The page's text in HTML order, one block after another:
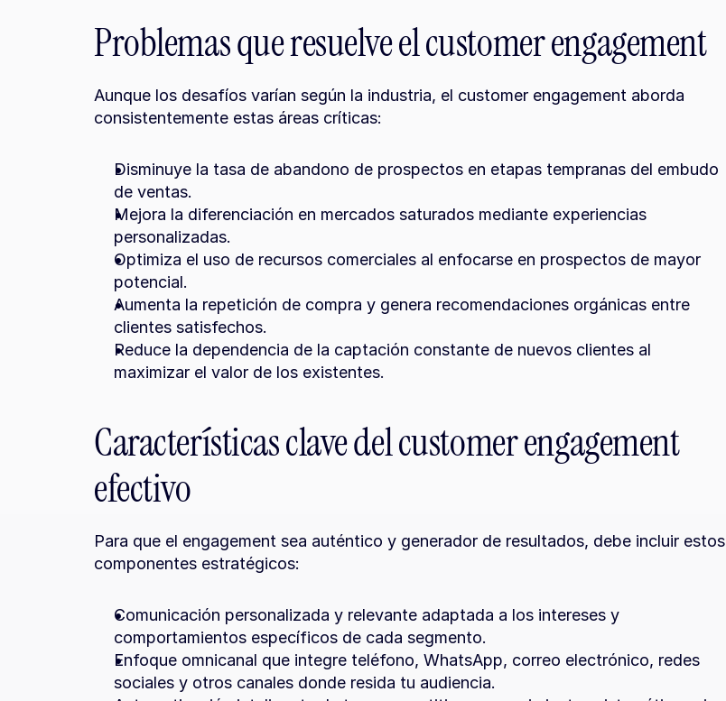
Problemas que resuelve el customer engagement
Aunque los desafíos varían según la industria, el customer engagement aborda
consistentemente estas áreas críticas:
Disminuye la tasa de abandono de prospectos en etapas tempranas del embudo
de ventas.
Mejora la diferenciación en mercados saturados mediante experiencias
personalizadas.
Optimiza el uso de recursos comerciales al enfocarse en prospectos de mayor
potencial.
Aumenta la repetición de compra y genera recomendaciones orgánicas entre
clientes satisfechos.
Reduce la dependencia de la captación constante de nuevos clientes al
maximizar el valor de los existentes.
Características clave del customer engagement
efectivo
Para que el engagement sea auténtico y generador de resultados, debe incluir estos
componentes estratégicos:
Comunicación personalizada y relevante adaptada a los intereses y
comportamientos específicos de cada segmento.
Enfoque omnicanal que integre teléfono, WhatsApp, correo electrónico, redes
sociales y otros canales donde resida tu audiencia.